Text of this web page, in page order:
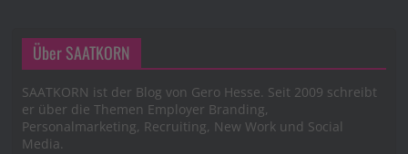
Über SAATKORN
SAATKORN ist der Blog von Gero Hesse. Seit 2009 schreibt
er über die Themen Employer Branding,
Personalmarketing, Recruiting, New Work und Social
Media.